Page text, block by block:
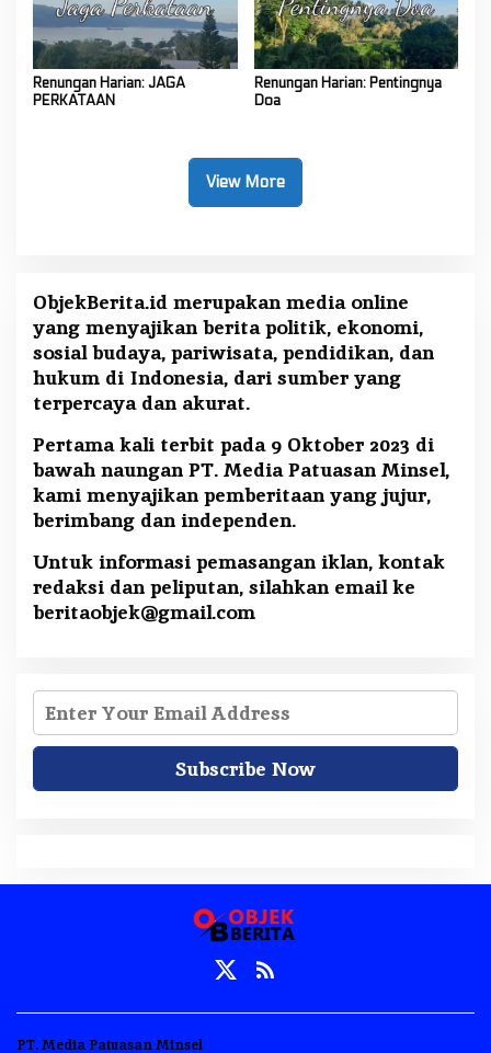
Renungan Harian: JAGA
PERKATAAN
Renungan Harian: Pentingnya
Doa
View More
ObjekBerita.id merupakan media online
yang menyajikan berita politik, ekonomi,
sosial budaya, pariwisata, pendidikan, dan
hukum di Indonesia, dari sumber yang
terpercaya dan akurat.
Pertama kali terbit pada 9 Oktober 2023 di
bawah naungan PT. Media Patuasan Minsel,
kami menyajikan pemberitaan yang jujur,
berimbang dan independen.
Untuk informasi pemasangan iklan, kontak
redaksi dan peliputan, silahkan email ke
beritaobjek@gmail.com
PT. Media Patuasan Minsel